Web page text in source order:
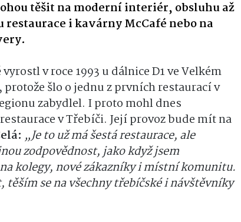
těšit na moderní interiér, obsluhu až
i kavárny McCafé nebo na
v roce 1993 u dálnice D1 ve Velkém
šlo o jednu z prvních restaurací v
zabydlel. I proto mohl dnes
v Třebíči. Její provoz bude mít na
„Je to už má šestá restaurace, ale
zodpovědnost, jako když jsem
kolegy, nové zákazníky i místní komunitu.
těším se na všechny třebíčské i návštěvníky